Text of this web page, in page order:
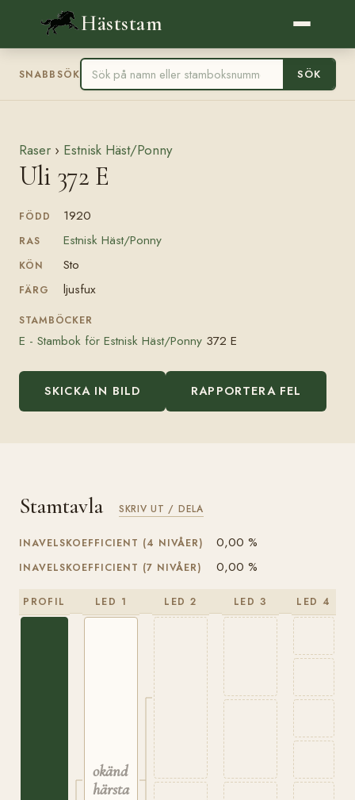
Häststam
SNABBSÖK SÖK
Raser › Estnisk Häst/Ponny
Uli 372 E
FÖDD 1920
RAS Estnisk Häst/Ponny
KÖN Sto
FÄRG ljusfux
STAMBÖCKER
E - Stambok för Estnisk Häst/Ponny 372 E
SKICKA IN BILD RAPPORTERA FEL
Stamtavla SKRIV UT / DELA
INAVELSKOEFFICIENT (4 NIVÅER) 0,00 %
INAVELSKOEFFICIENT (7 NIVÅER) 0,00 %
PROFIL LED 1
okänd
härstamning
LED 2 LED 3 LED 4